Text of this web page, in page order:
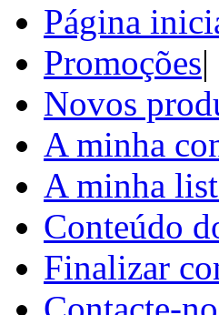
Página
Promoções|
Novos
A minha
A minha
Conteúdo
Finalizar